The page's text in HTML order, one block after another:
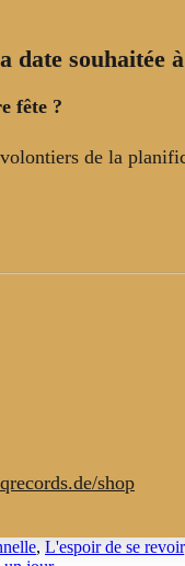
date souhaitée
fête ?
de la
shop
, L'espoir de se revoir